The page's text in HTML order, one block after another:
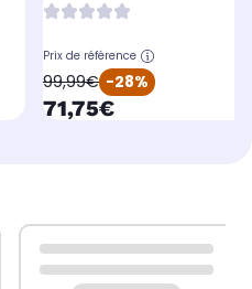
Prix de référence
oldPrice
99,99€ -28%
currentPrice
71,75€